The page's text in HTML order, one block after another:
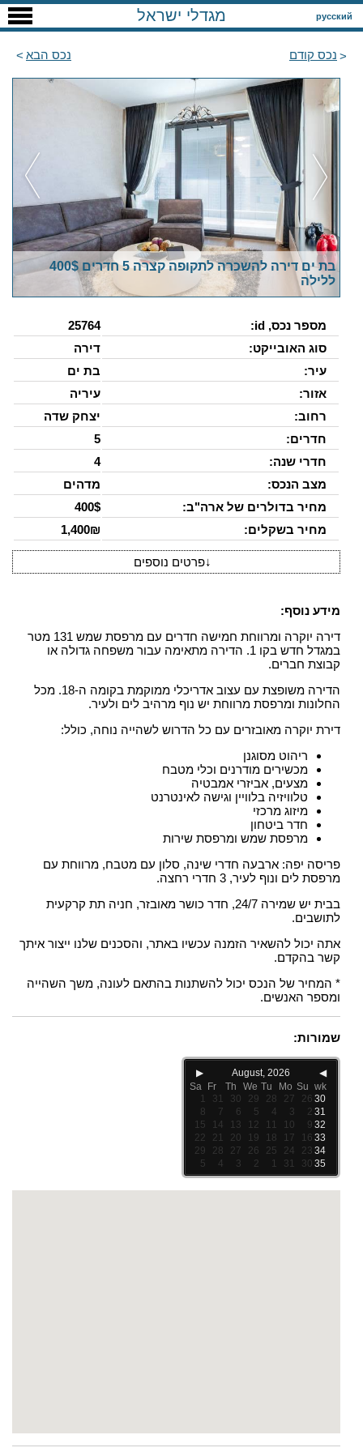
русский מגדלי ישראל
נכס קודם נכס הבא
בת ים דירה להשכרה לתקופה קצרה 5 חדרים 400$
ללילה
מספר נכס, id:
25764
סוג האובייקט:
דירה
עיר:
בת ים
אזור:
עיריה
רחוב:
יצחק שדה
חדרים:
5
חדרי שנה:
4
מצב הנכס:
מדהים
מחיר בדולרים של ארה"ב:
400$
מחיר בשקלים:
1,400₪
↓פרטים נוספים
מידע נוסף:
דירה יוקרה ומרווחת חמישה חדרים עם מרפסת שמש 131 מטר
במגדל חדש בקו 1. הדירה מתאימה עבור משפחה גדולה או
קבוצת חברים.
הדירה משופצת עם עצוב אדריכלי ממוקמת בקומה ה-18. מכל
החלונות ומרפסת מרווחת יש נוף מרהיב לים ולעיר.
דירת יוקרה מאובזרים עם כל הדרוש לשהייה נוחה, כולל:
ריהוט מסוגנן
מכשירים מודרנים וכלי מטבח
מצעים, אביזרי אמבטיה
טלוויזיה בלוויין וגישה לאינטרנט
מיזוג מרכזי
חדר ביטחון
מרפסת שמש ומרפסת שירות
פריסה יפה: ארבעה חדרי שינה, סלון עם מטבח, מרווחת עם
מרפסת לים ונוף לעיר, 3 חדרי רחצה.
בבית יש שמירה 24/7, חדר כושר מאובזר, חניה תת קרקעית
לתושבים.
אתה יכול להשאיר הזמנה עכשיו באתר, והסכנים שלנו ייצור איתך
קשר בהקדם.
* המחיר של הנכס יכול להשתנות בהתאם לעונה, משך השהייה
ומספר האנשים.
שמורות:
◀
August, 2026
▶
wk
Su
Mo
Tu
We
Th
Fr
Sa
30
26
27
28
29
30
31
1
31
2
3
4
5
6
7
8
32
9
10
11
12
13
14
15
33
16
17
18
19
20
21
22
34
23
24
25
26
27
28
29
35
30
31
1
2
3
4
5